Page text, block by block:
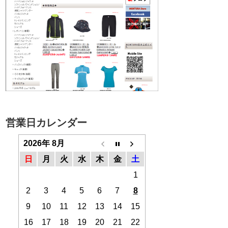
営業日カレンダー
2026年 8月
日
月 火 水 木 金
土
1
2
3 4 5 6 7
8
9
10 11 12 13 14
15
16
17 18 19 20 21 22